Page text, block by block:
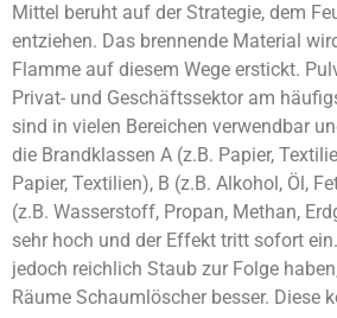
Mittel beruht auf der Strategie, dem
entziehen. Das brennende Material
Flamme auf diesem Wege erstickt.
Privat- und Geschäftssektor am
sind in vielen Bereichen verwendbar
die Brandklassen A (z.B. Papier,
Papier, Textilien), B (z.B. Alkohol, Öl,
(z.B. Wasserstoff, Propan, Methan,
sehr hoch und der Effekt tritt sofort
jedoch reichlich Staub zur Folge
Räume Schaumlöscher besser. Diese